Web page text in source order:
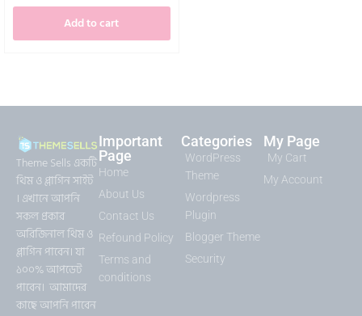
Add to cart
Theme Sells একটি
থিম ও প্লাগিন সাইট
। এখানে আপনি
সকল প্রকার
অরিজিনাল থিম ও
প্লাগিন পাবেন। যা
১০০% আপডেট
পাবেন। আমাদের
কাছে আপনি পাবেন
Important
Page
Home
About Us
Contact Us
Refound Policy
Terms and
conditions
Categories
WordPress
Theme
Wordpress
Plugin
Blogger Theme
Security
My Page
My Cart
My Account